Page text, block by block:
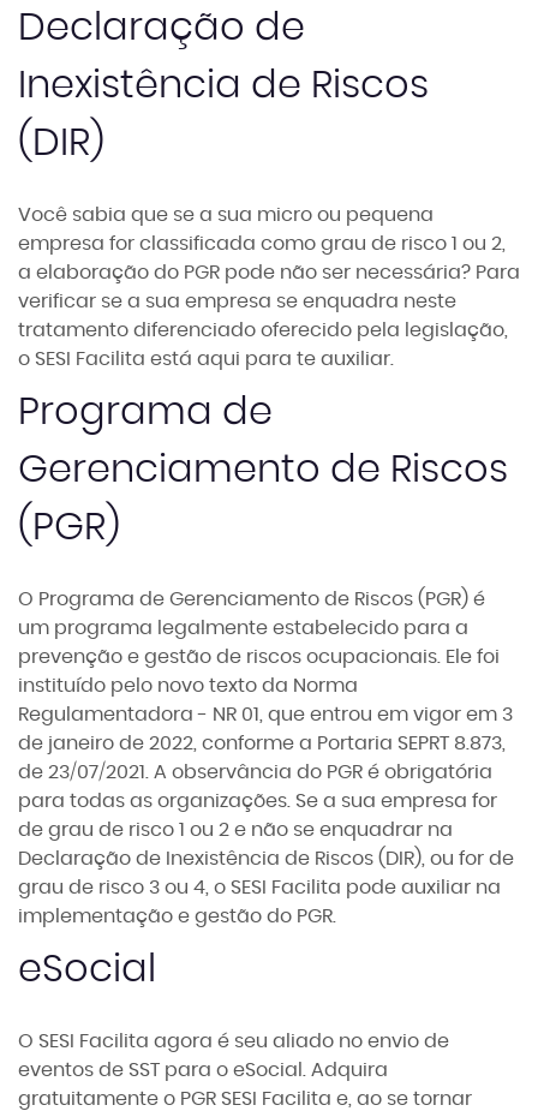
Declaração de
Inexistência de Riscos
(DIR)
Você sabia que se a sua micro ou pequena
empresa for classificada como grau de risco 1 ou 2,
a elaboração do PGR pode não ser necessária? Para
verificar se a sua empresa se enquadra neste
tratamento diferenciado oferecido pela legislação,
o SESI Facilita está aqui para te auxiliar.
Programa de
Gerenciamento de Riscos
(PGR)
O Programa de Gerenciamento de Riscos (PGR) é
um programa legalmente estabelecido para a
prevenção e gestão de riscos ocupacionais. Ele foi
instituído pelo novo texto da Norma
Regulamentadora - NR 01, que entrou em vigor em 3
de janeiro de 2022, conforme a Portaria SEPRT 8.873,
de 23/07/2021. A observância do PGR é obrigatória
para todas as organizações. Se a sua empresa for
de grau de risco 1 ou 2 e não se enquadrar na
Declaração de Inexistência de Riscos (DIR), ou for de
grau de risco 3 ou 4, o SESI Facilita pode auxiliar na
implementação e gestão do PGR.
eSocial
O SESI Facilita agora é seu aliado no envio de
eventos de SST para o eSocial. Adquira
gratuitamente o PGR SESI Facilita e, ao se tornar